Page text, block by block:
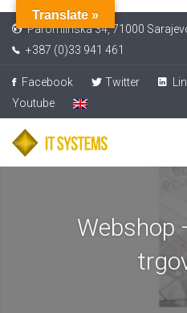
Paromlinska 34, 71000
+387 (0)33 941 461
Facebook Twitter
Youtube
Webshop
Translate »